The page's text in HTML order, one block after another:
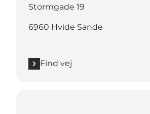
Stormgade 19
6960 Hvide Sande
Find vej